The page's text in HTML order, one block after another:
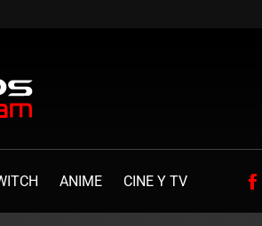
ANIME CINE Y TV